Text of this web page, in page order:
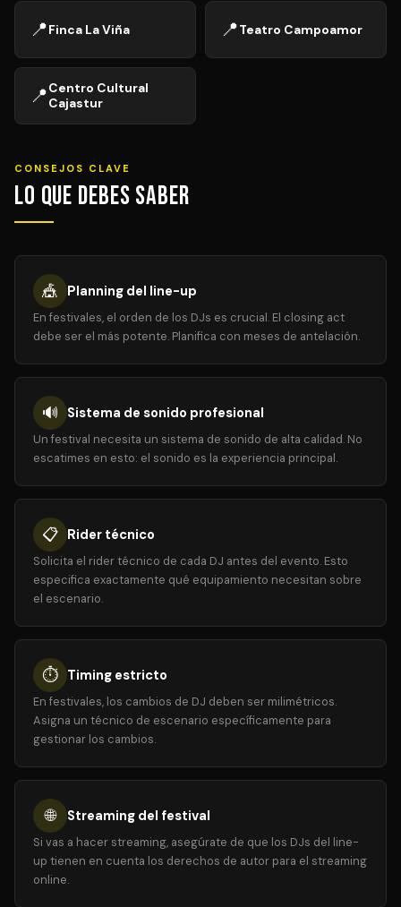
📍Finca La Viña 📍Teatro Campoamor
📍Centro Cultural
Cajastur
CONSEJOS CLAVE
Lo que debes saber
🎪 Planning del line-up
En festivales, el orden de los DJs es crucial. El closing act
debe ser el más potente. Planifica con meses de antelación.
🔊 Sistema de sonido profesional
Un festival necesita un sistema de sonido de alta calidad. No
escatimes en esto: el sonido es la experiencia principal.
📋 Rider técnico
Solicita el rider técnico de cada DJ antes del evento. Esto
especifica exactamente qué equipamiento necesitan sobre
el escenario.
⏱️ Timing estricto
En festivales, los cambios de DJ deben ser milimétricos.
Asigna un técnico de escenario específicamente para
gestionar los cambios.
🌐 Streaming del festival
Si vas a hacer streaming, asegúrate de que los DJs del line-
up tienen en cuenta los derechos de autor para el streaming
online.